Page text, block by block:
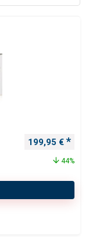
199,95 €
44%